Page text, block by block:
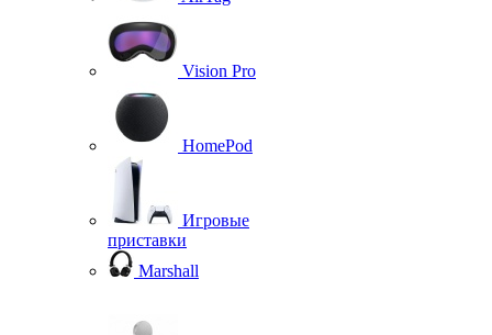
Vision Pro
HomePod
Игровые
приставки
Marshall